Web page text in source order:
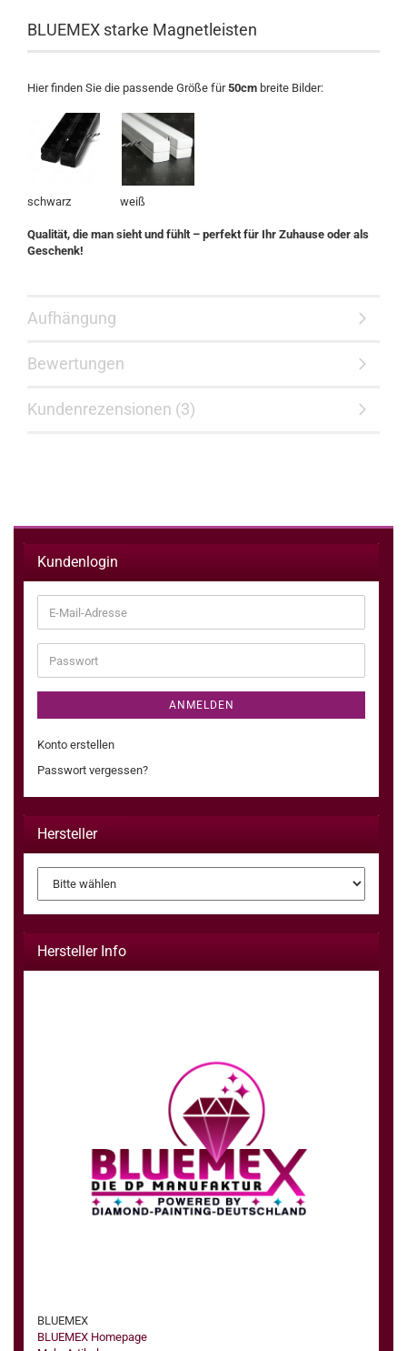
BLUEMEX starke Magnetleisten
Hier finden Sie die passende Größe für50cm breite Bilder:
schwarz weiß
Qualität, die man sieht und fühlt – perfekt für Ihr Zuhause oder als
Geschenk!
Aufhängung
Bewertungen
Kundenrezensionen (3)
Kundenlogin
E-
Mail-
Adresse
Passwort
ANMELDEN
Konto erstellen
Passwort vergessen?
Hersteller
Hersteller Info
BLUEMEX
BLUEMEX Homepage